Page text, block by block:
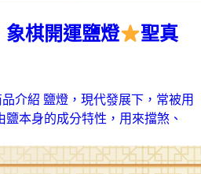
象棋開運鹽燈
聖真
品介紹 鹽燈，現代發展下，常被用
本身的成分特性，用來擋煞、